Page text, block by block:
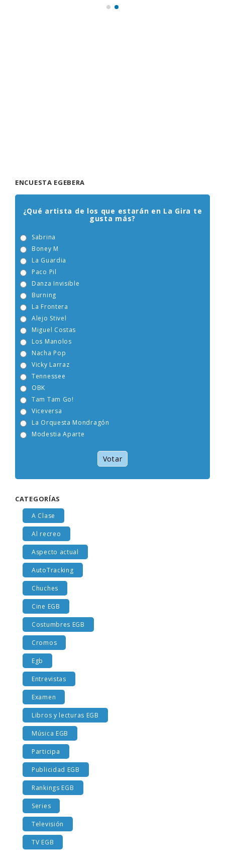
¿Qué artista de los que estarán en La Gira te
gusta más?
Boney M
Burning
Alejo Stivel
Miguel Costas
Nacha Pop
Vicky Larraz
La Orquesta Mondragón
Modestia Aparte
Votar
A Clase
Al recreo
Aspecto actual
AutoTracking
Chuches
Cine EGB
Costumbres EGB
Cromos
Egb
Entrevistas
Examen
Libros y lecturas EGB
Música EGB
Participa
Publicidad EGB
Rankings EGB
Series
Televisión
TV EGB